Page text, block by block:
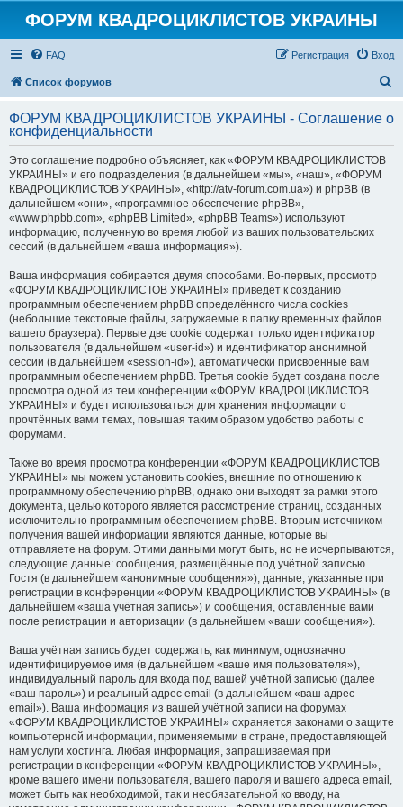
ФОРУМ КВАДРОЦИКЛИСТОВ УКРАИНЫ
FAQ Вход
Регистрация
Список форумов
и
с
ФОРУМ КВАДРОЦИКЛИСТОВ УКРАИНЫ - Соглашение о
конфиденциальности
Это соглашение подробно объясняет, как «ФОРУМ КВАДРОЦИКЛИСТОВ
УКРАИНЫ» и его подразделения (в дальнейшем «мы», «наш», «ФОРУМ
КВАДРОЦИКЛИСТОВ УКРАИНЫ», «http://atv-forum.com.ua») и phpBB (в
дальнейшем «они», «программное обеспечение phpBB»,
«www.phpbb.com», «phpBB Limited», «phpBB Teams») используют
информацию, полученную во время любой из ваших пользовательских
сессий (в дальнейшем «ваша информация»).
Ваша информация собирается двумя способами. Во-первых, просмотр
«ФОРУМ КВАДРОЦИКЛИСТОВ УКРАИНЫ» приведёт к созданию
программным обеспечением phpBB определённого числа cookies
(небольшие текстовые файлы, загружаемые в папку временных файлов
вашего браузера). Первые две cookie содержат только идентификатор
пользователя (в дальнейшем «user-id») и идентификатор анонимной
сессии (в дальнейшем «session-id»), автоматически присвоенные вам
программным обеспечением phpBB. Третья cookie будет создана после
просмотра одной из тем конференции «ФОРУМ КВАДРОЦИКЛИСТОВ
УКРАИНЫ» и будет использоваться для хранения информации о
прочтённых вами темах, повышая таким образом удобство работы с
форумами.
Также во время просмотра конференции «ФОРУМ КВАДРОЦИКЛИСТОВ
УКРАИНЫ» мы можем установить cookies, внешние по отношению к
программному обеспечению phpBB, однако они выходят за рамки этого
документа, целью которого является рассмотрение страниц, созданных
исключительно программным обеспечением phpBB. Вторым источником
получения вашей информации являются данные, которые вы
отправляете на форум. Этими данными могут быть, но не исчерпываются,
следующие данные: сообщения, размещённые под учётной записью
Гостя (в дальнейшем «анонимные сообщения»), данные, указанные при
регистрации в конференции «ФОРУМ КВАДРОЦИКЛИСТОВ УКРАИНЫ» (в
дальнейшем «ваша учётная запись») и сообщения, оставленные вами
после регистрации и авторизации (в дальнейшем «ваши сообщения»).
Ваша учётная запись будет содержать, как минимум, однозначно
идентифицируемое имя (в дальнейшем «ваше имя пользователя»),
индивидуальный пароль для входа под вашей учётной записью (далее
«ваш пароль») и реальный адрес email (в дальнейшем «ваш адрес
email»). Ваша информация из вашей учётной записи на форумах
«ФОРУМ КВАДРОЦИКЛИСТОВ УКРАИНЫ» охраняется законами о защите
компьютерной информации, применяемыми в стране, предоставляющей
нам услуги хостинга. Любая информация, запрашиваемая при
регистрации в конференции «ФОРУМ КВАДРОЦИКЛИСТОВ УКРАИНЫ»,
кроме вашего имени пользователя, вашего пароля и вашего адреса email,
может быть как необходимой, так и необязательной ко вводу, на